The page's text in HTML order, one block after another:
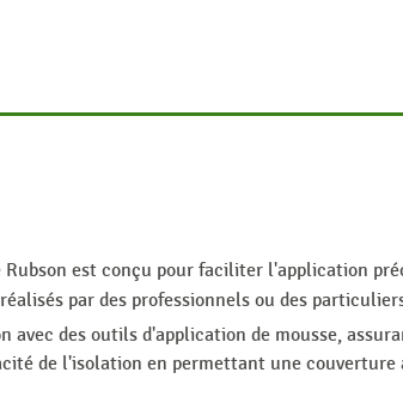
Rubson est conçu pour faciliter l'application
par des professionnels ou des
des outils d'application de mousse,
de l'isolation en permettant une couverture